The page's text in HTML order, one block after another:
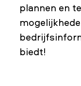
plannen en
biedt!